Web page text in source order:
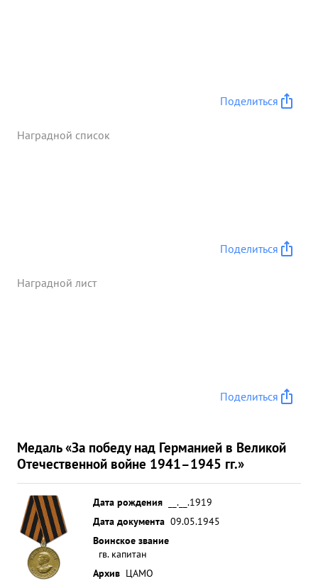
Поделиться
Наградной список
Поделиться
Наградной лист
Поделиться
Медаль «За победу над Германией в Великой
Отечественной войне 1941–1945 гг.»
Дата рождения
__.__.1919
Дата документа 09.05.1945
Воинское звание
гв. капитан
Архив ЦАМО